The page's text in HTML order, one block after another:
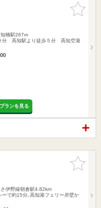
お気に入
りに追加
橋駅267m
分 高知駅より徒歩５分 高知空港
ランを見る
お気に入
りに追加
さ伊野線朝倉駅4.82km
ーで約15分､高知港フェリー岸壁か